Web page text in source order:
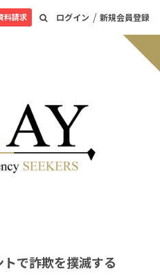
ログイン / 新規会員登録
料請求
で詐欺を撲滅する